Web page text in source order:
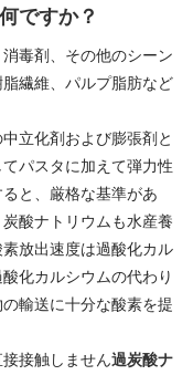
ですか？
毒剤、その他のシーン
繊維、パルプ脂肪など
立化剤および膨張剤と
パスタに加えて弾力性
と、厳格な基準があ
酸ナトリウムも水産養
放出速度は過酸化カル
化カルシウムの代わり
輸送に十分な酸素を提
接触しません過炭酸ナ